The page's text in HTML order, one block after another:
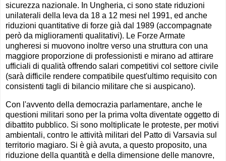
sicurezza nazionale. In Ungheria, ci sono state riduzioni
unilaterali della leva da 18 a 12 mesi nel 1991, ed anche
riduzioni quantitative di forze già dal 1989 (accompagnate
però da miglioramenti qualitativi). Le Forze Armate
ungheresi si muovono inoltre verso una struttura con una
maggiore proporzione di professionisti e mirano ad attirare
ufficiali di qualità offrendo salari competitivi col settore civile
(sarà difficile rendere compatibile quest'ultimo requisito con
consistenti tagli di bilancio militare che si auspicano).
Con l'avvento della democrazia parlamentare, anche le
questioni militari sono per la prima volta diventate oggetto di
dibattito pubblico. Si sono moltiplicate le proteste, per motivi
ambientali, contro le attività militari del Patto di Varsavia sul
territorio magiaro. Si è già avuta, a questo proposito, una
riduzione della quantità e della dimensione delle manovre,